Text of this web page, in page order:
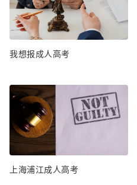
我想报成人高考
上海浦江成人高考